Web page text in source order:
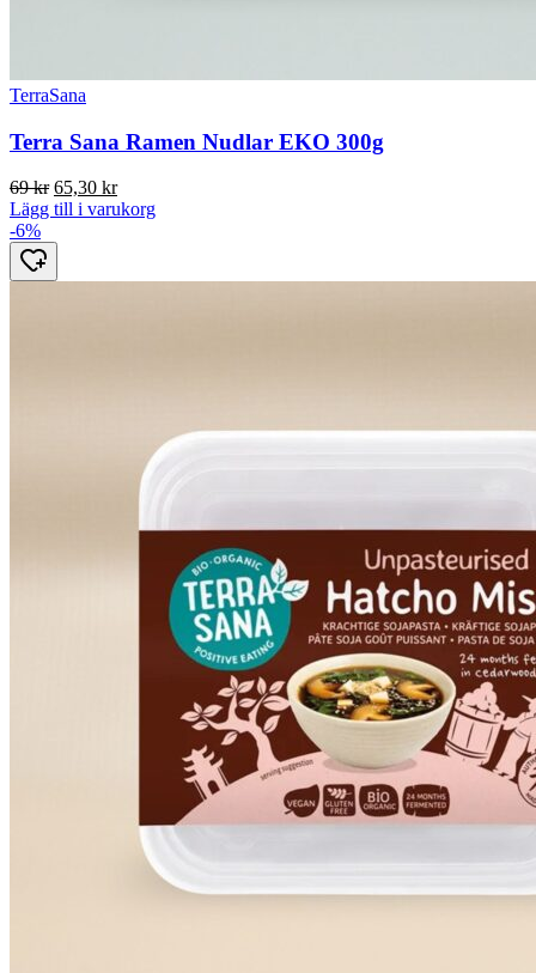
TerraSana
Terra Sana Ramen Nudlar EKO 300g
69kr Det
ursprungliga
var:
65,30 krDet
nuvarande
Lägg till i varukorg
-6%